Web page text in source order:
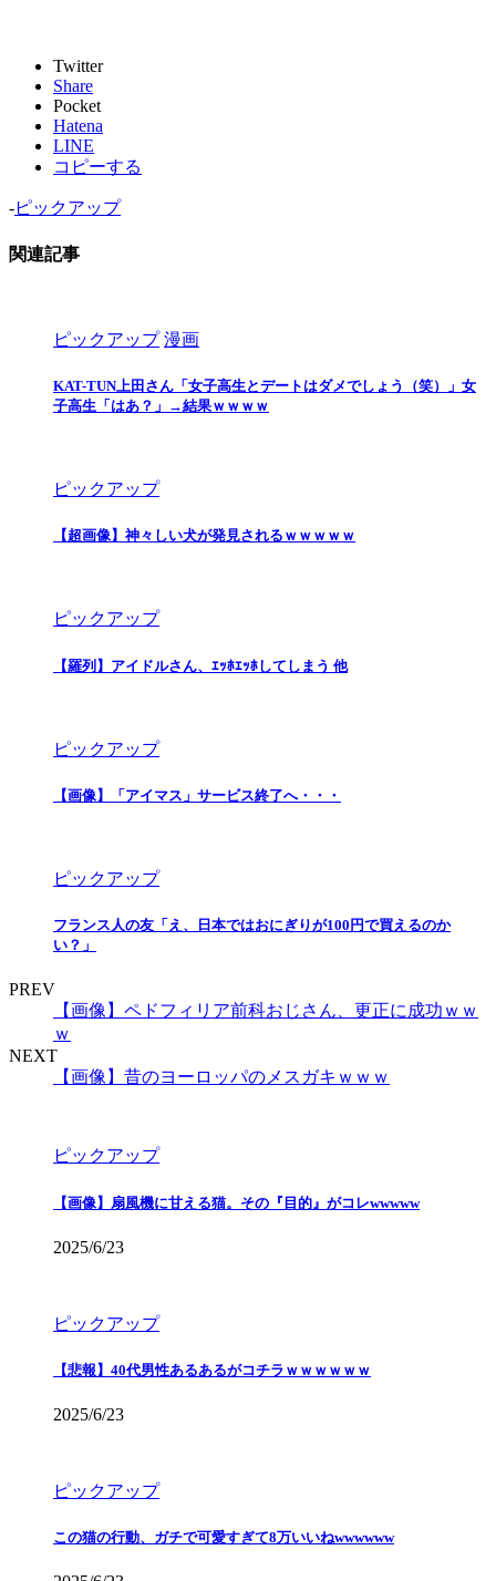
Twitter
Share
Pocket
Hatena
LINE
コピーする
-ピックアップ
関連記事
ピックアップ 漫画
KAT-TUN上田さん「女子高生とデートはダメでしょう（笑）」女
子高生「はあ？」→結果ｗｗｗｗ
ピックアップ
【超画像】神々しい犬が発見されるｗｗｗｗｗ
ピックアップ
【羅列】アイドルさん、ｴｯﾎｴｯﾎしてしまう 他
ピックアップ
【画像】「アイマス」サービス終了へ・・・
ピックアップ
フランス人の友「え、日本ではおにぎりが100円で買えるのか
い？」
PREV
【画像】ペドフィリア前科おじさん、更正に成功ｗｗ
ｗ
NEXT
【画像】昔のヨーロッパのメスガキｗｗｗ
ピックアップ
【画像】扇風機に甘える猫。その『目的』がコレwwwww
2025/6/23
ピックアップ
【悲報】40代男性あるあるがコチラｗｗｗｗｗｗ
2025/6/23
ピックアップ
この猫の行動、ガチで可愛すぎて8万いいねwwwwww